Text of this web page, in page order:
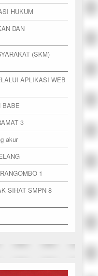
HUKUM
DAN
(SKM)
APLIKASI WEB
BABE
3
akur
1
SIHAT SMPN 8